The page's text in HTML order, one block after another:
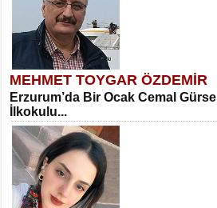
MEHMET TOYGAR ÖZDEMİR
Erzurum’da Bir Ocak Cemal Gürsel
İlkokulu...